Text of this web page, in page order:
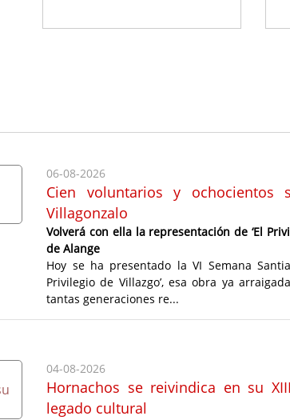
06-08-2026
Cien voluntarios y ochocientos
Villagonzalo
Volverá con ella la representación de ‘El
de Alange
Hoy se ha presentado la VI Semana
Privilegio de Villazgo’, esa obra ya
tantas generaciones re...
04-08-2026
Hornachos se reivindica en su
legado cultural